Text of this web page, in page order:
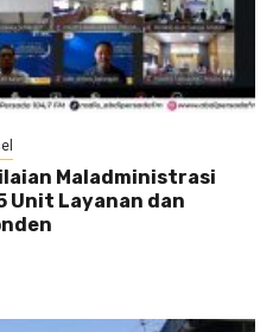
Maladministrasi
Unit Layanan dan